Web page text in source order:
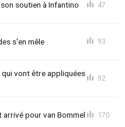
soutien à Infantino 47
s'en mêle 93
vont être appliquées
92
pour van Bommel 170